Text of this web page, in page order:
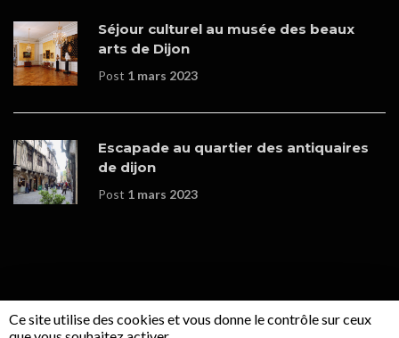
Séjour culturel au musée des beaux
arts de Dijon
Post 1 mars 2023
Escapade au quartier des antiquaires
de dijon
Post 1 mars 2023
© Copyrights - Boutique en ligne réalisée parWOOPLEE
Ce site utilise des cookies et vous donne le contrôle sur ceux